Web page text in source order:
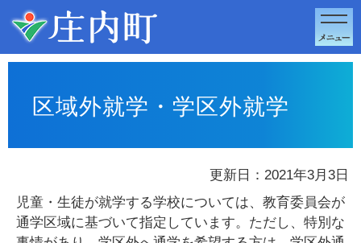
このページの本文へ移動
区域外就学・学区外就学
更新日：2021年3月3日
児童・生徒が就学する学校については、教育委員会が
通学区域に基づいて指定しています。ただし、特別な